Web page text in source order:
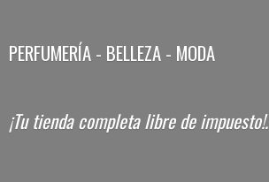
PERFUMERÍA - BELLEZA - MODA
¡Tu tienda completa librede impuesto!.